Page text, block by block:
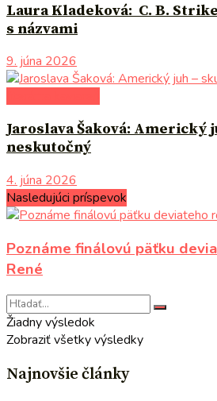
Laura Kladeková: C. B.
s názvami
9. júna 2026
Jaroslava Šaková: Americký
neskutočný
4. júna 2026
Nasledujúci príspevok
Poznáme finálovú päťku
René
Žiadny výsledok
Zobraziť všetky výsledky
Najnovšie články